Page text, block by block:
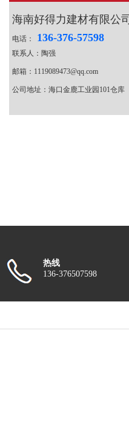
海南好得力建材有限公司
电话： 136-376-57598
联系人：陶强
邮箱：1119089473@qq.com
公司地址：海口金鹿工业园101仓库
热线
136-376507598